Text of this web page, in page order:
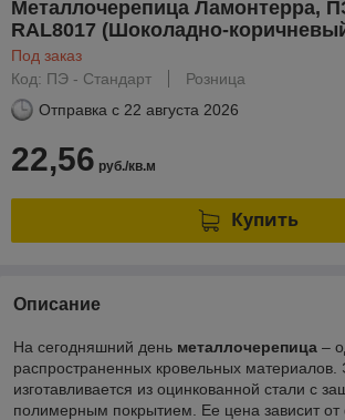
Металлочерепица Ламонтерра,
RAL8017 (Шоколадно-
Под заказ
Код: ПЭ - Стандарт
Розница
Отправка с 22 августа 2026
22,56 руб./кв.м
Купить
Описание
На сегодняшний день металлочерепица –
распространенных кровельных материалов.
изготавливается из оцинкованной стали с
полимерным покрытием. Ее цена зависит